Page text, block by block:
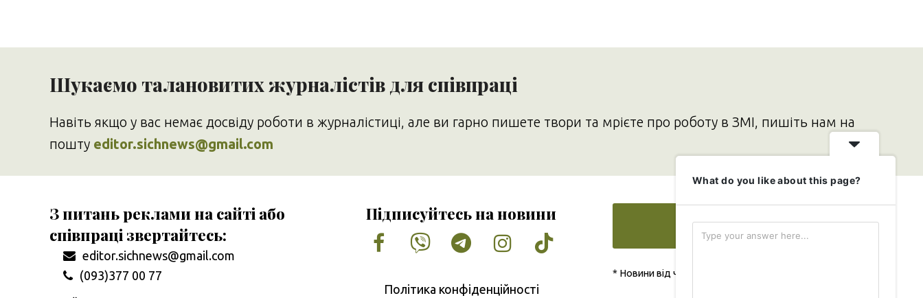
Шукаємо талановитих журналістів для співпраці
Навіть якщо у вас немає досвіду роботи в журналістиці, але ви гарно пишете твори та мрієте про роботу в ЗМІ, пишіть нам на
пошту editor.sichnews@gmail.com
З питань реклами на сайті або
співпраці звертайтесь:
editor.sichnews@gmail.com
(093)377 00 77
Підписуйтесь на новини
Facebook
VimeoTumblrInstagram
Tiktok
Політика конфіденційності
Додати свою новину
* Новини від читача публікуються безкоштовно
What do you like about this page?